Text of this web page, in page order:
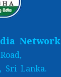
Network
Sri Lanka.